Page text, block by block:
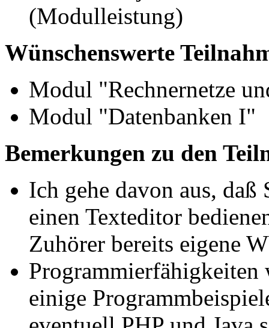
(Modulleistung)
Wünschenswerte
Modul "Rechnernetze
Modul "Datenbanken I"
Bemerkungen zu den
Ich gehe davon aus,
einen Texteditor
Zuhörer bereits eigene
Programmierfähigkeiten
einige